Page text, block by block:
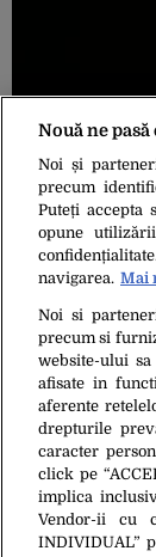
16 Oct. 2021, 16:58
Petru Movilă,
și USR au
construirii
Iași”
28 Sept. 2012, 11:12
Deputat PDL,
explicație are
Nouă ne
Noi și
precum
Puteți accepta
opune
navigarea. Mai
Noi si
precum si
website-ului
afisate in
aferente
drepturile
caracter
click pe
implica
Vendor-ii cu
INDIVIDUAL”